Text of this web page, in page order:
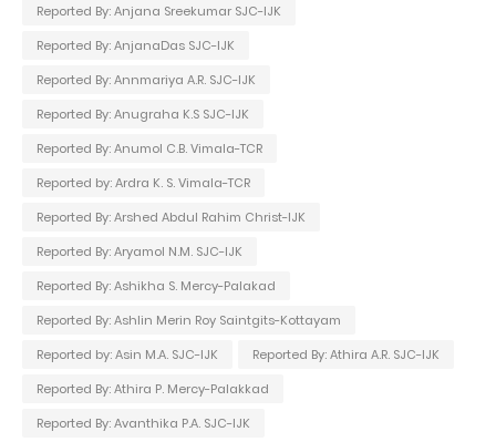
Reported By: Anjana Sreekumar SJC-IJK
Reported By: AnjanaDas SJC-IJK
Reported By: Annmariya A.R. SJC-IJK
Reported By: Anugraha K.S SJC-IJK
Reported By: Anumol C.B. Vimala-TCR
Reported by: Ardra K. S. Vimala-TCR
Reported By: Arshed Abdul Rahim Christ-IJK
Reported By: Aryamol N.M. SJC-IJK
Reported By: Ashikha S. Mercy-Palakad
Reported By: Ashlin Merin Roy Saintgits-Kottayam
Reported by: Asin M.A. SJC-IJK
Reported By: Athira A.R. SJC-IJK
Reported By: Athira P. Mercy-Palakkad
Reported By: Avanthika P.A. SJC-IJK